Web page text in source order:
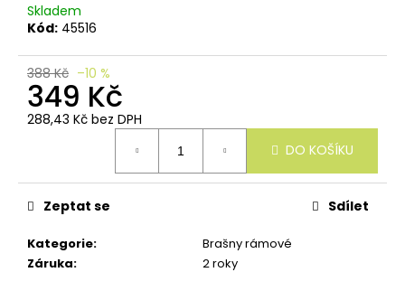
Skladem
Kód: 45516
388 Kč –10 %
349 Kč
288,43 Kč bez DPH
DO KOŠÍKU
Kategorie:
Brašny rámové
Záruka: 2 roky
Zeptat se Sdílet
D
r
u
u